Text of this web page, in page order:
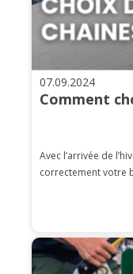
07.09.2024
Comment
Avec l’arrivée de
correctement votre